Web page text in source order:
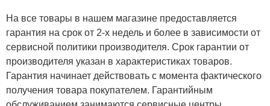
На все товары в нашем магазине предоставляется
гарантия на срок от 2-х недель и более в зависимости от
сервисной политики производителя. Срок гарантии от
производителя указан в характеристиках товаров.
Гарантия начинает действовать с момента фактического
получения товара покупателем. Гарантийным